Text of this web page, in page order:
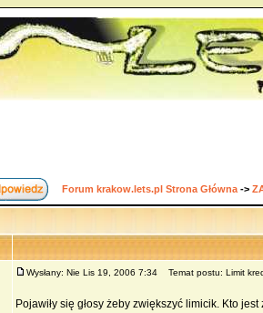
Forum krakow.lets.pl Strona Główna ->
Wysłany: Nie Lis 19, 2006 7:34 Temat postu: Limit
Pojawiły się głosy żeby zwiększyć limicik. Kto